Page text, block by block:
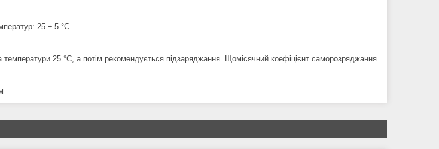
25 ± 5 °C
температури 25 °C, а потім рекомендується підзаряджання. Щомісячний коефіцієнт саморозряджання